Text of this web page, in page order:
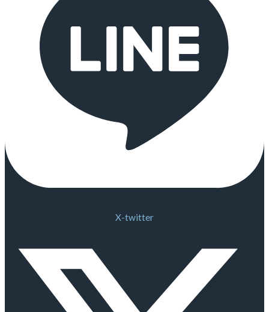
X-twitter